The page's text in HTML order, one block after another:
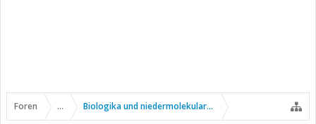
Foren ... Biologika und niedermolekulare Wirkstoffe